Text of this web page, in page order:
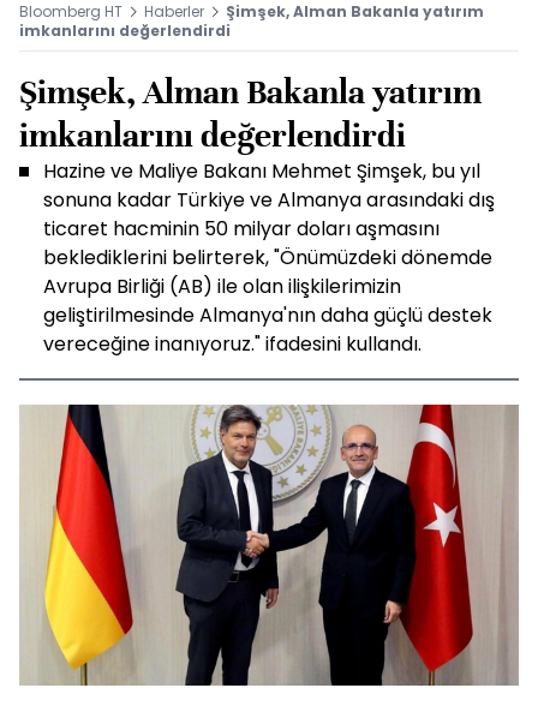
Bloomberg HT Haberler
Şimşek, Alman Bakanla yatırım
imkanlarını değerlendirdi
Şimşek, Alman Bakanla yatırım
imkanlarını değerlendirdi
Hazine ve Maliye Bakanı Mehmet Şimşek, bu yıl
sonuna kadar Türkiye ve Almanya arasındaki dış
ticaret hacminin 50 milyar doları aşmasını
beklediklerini belirterek, "Önümüzdeki dönemde
Avrupa Birliği (AB) ile olan ilişkilerimizin
geliştirilmesinde Almanya'nın daha güçlü destek
vereceğine inanıyoruz." ifadesini kullandı.